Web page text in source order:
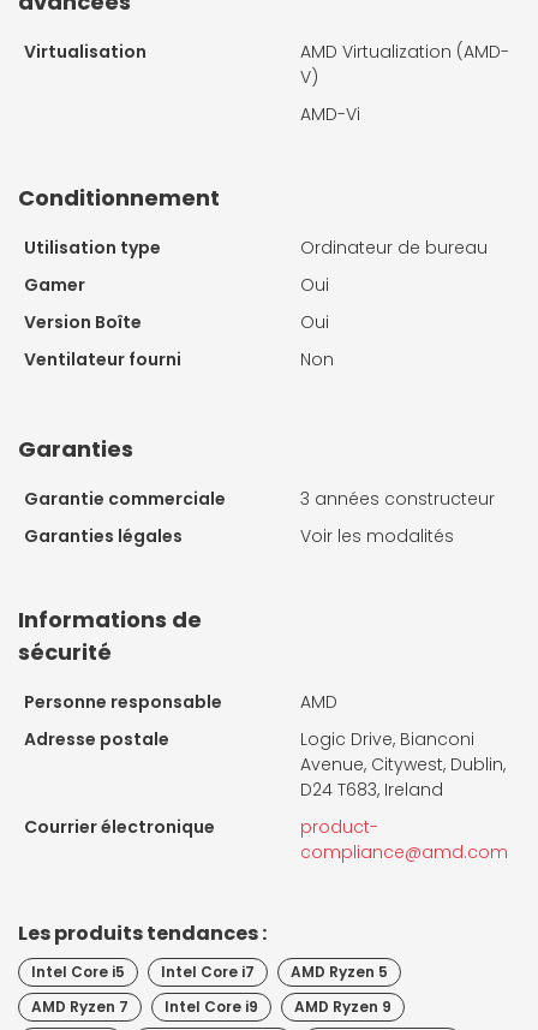
Virtualisation
AMD Virtualization (AMD-
V)
AMD-Vi
Conditionnement
Utilisation type
Ordinateur de bureau
Gamer
Oui
Version Boîte
Oui
Ventilateur fourni
Non
Garanties
Garantie commerciale
3 années constructeur
Garanties légales
Voir les modalités
Informations de
sécurité
Personne responsable
AMD
Adresse postale
Logic Drive, Bianconi
Avenue, Citywest, Dublin,
D24 T683, Ireland
Courrier électronique
product-
compliance@amd.com
Les produits tendances :
Intel Core i5 Intel Core i7
AMD Ryzen 5
AMD Ryzen 7
Intel Core i9 AMD Ryzen 9